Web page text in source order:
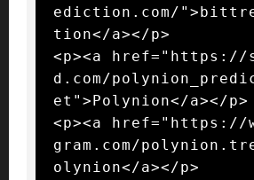
ediction.com/
tion</a></p>
<p><a href="https://
d.com/
et">Polynion</a></p>
<p><a href="https://
gram.com/
olynion</a></p>